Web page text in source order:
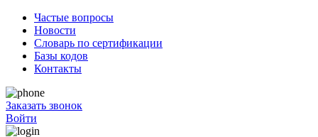
Частые вопросы
Новости
Словарь по сертификации
Базы кодов
Контакты
Заказать звонок
Войти